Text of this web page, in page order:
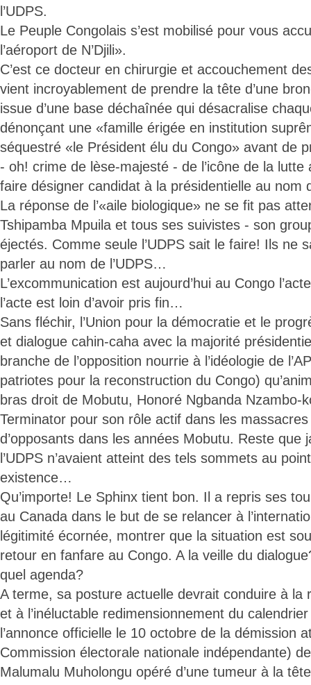
l’UDPS.
Le Peuple Congolais s’est mobilisé pour vous
l’aéroport de N’Djili».
C’est ce docteur en chirurgie et accouchement
vient incroyablement de prendre la tête d’une
issue d’une base déchaînée qui désacralise
dénonçant une «famille érigée en institution
séquestré «le Président élu du Congo» avant de
- oh! crime de lèse-majesté - de l’icône de la
faire désigner candidat à la présidentielle au nom
La réponse de l’«aile biologique» ne se fit pas
Tshipamba Mpuila et tous ses suivistes - son
éjectés. Comme seule l’UDPS sait le faire! Ils ne
parler au nom de l’UDPS…
L’excommunication est aujourd’hui au Congo
l’acte est loin d’avoir pris fin…
Sans fléchir, l’Union pour la démocratie et le
et dialogue cahin-caha avec la majorité
branche de l’opposition nourrie à l’idéologie de
patriotes pour la reconstruction du Congo)
bras droit de Mobutu, Honoré Ngbanda Nzambo-
Terminator pour son rôle actif dans les
d’opposants dans les années Mobutu. Reste que
l’UDPS n’avaient atteint des tels sommets au
existence…
Qu’importe! Le Sphinx tient bon. Il a repris ses
au Canada dans le but de se relancer à
légitimité écornée, montrer que la situation est
retour en fanfare au Congo. A la veille du
quel agenda?
A terme, sa posture actuelle devrait conduire à la
et à l’inéluctable redimensionnement du
l’annonce officielle le 10 octobre de la démission
Commission électorale nationale indépendante)
Malumalu Muholongu opéré d’une tumeur à la